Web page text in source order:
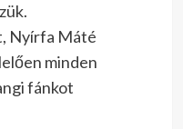
Nyírfa Máté
minden
fánkot